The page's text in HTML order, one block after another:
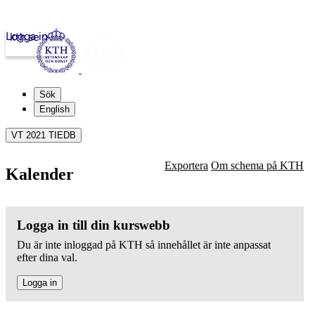
kth.se
Logga in
Sök
English
VT 2021 TIEDB
Kalender Exportera Om schema på KTH
Logga in till din kurswebb
Du är inte inloggad på KTH så innehållet är inte anpassat
efter dina val.
Logga in